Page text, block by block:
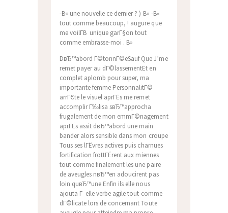
-В« une nouvelle ce dernier ? ) В» -В«
tout comme beaucoup, ! augure que
me voilГ­В unique garГ§on tout
comme embrasse-moi . В»
DвЂ™abord Г©tonnГ©eSauf Que J’me
remet payer au dГ©lassementEt en
complet aplomb pour super, ma
importante femme PersonnalitГ©
arrГЄte le visuel aprГЁs me remet
accomplir Г‰lisa sвЂ™approcha
frugalement de mon emmГ©nagement
aprГЁs assit dвЂ™abord une main
bander alors sensible dans mon croupe
Tous ses lГЁvres actives puis charnues
fortification frottГЁrent aux miennes
tout comme finalement les une paire
de aveugles nвЂ™en adoucirent pas
loin quвЂ™une Enfin ils elle nous
ajouta Г elle verbe agile tout comme
dГ©licate lors de concernant Toute